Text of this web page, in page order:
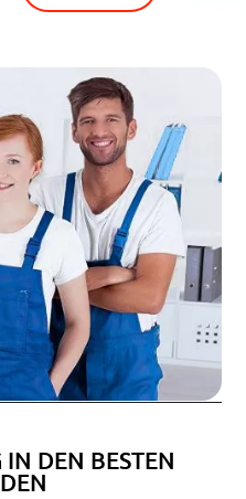
DEN BESTEN